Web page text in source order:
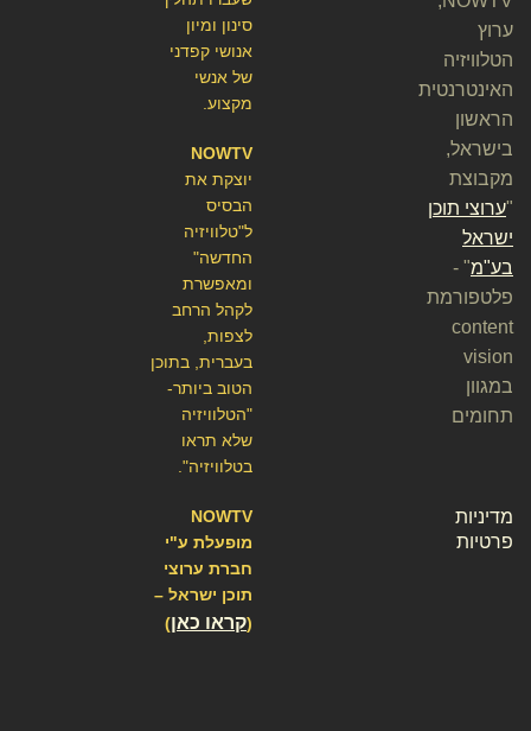
סינון ומיון
אנושי קפדני
של אנשי
מקצוע.
NOWTV
יוצקת את
הבסיס
ל"טלוויזיה
החדשה"
ומאפשרת
לקהל הרחב
לצפות,
בעברית, בתוכן
הטוב ביותר-
"הטלוויזיה
שלא תראו
בטלוויזיה".
NOWTV
מופעלת ע"י
חברת ערוצי
תוכן ישראל –
קראו כאן)
ערוץ
הטלוויזיה
האינטרנטית
הראשון
בישראל,
מקבוצת
ערוצי תוכן
ישראל
בע"מ" -
פלטפורמת
content
vision
במגוון
תחומים
מדיניות
פרטיות